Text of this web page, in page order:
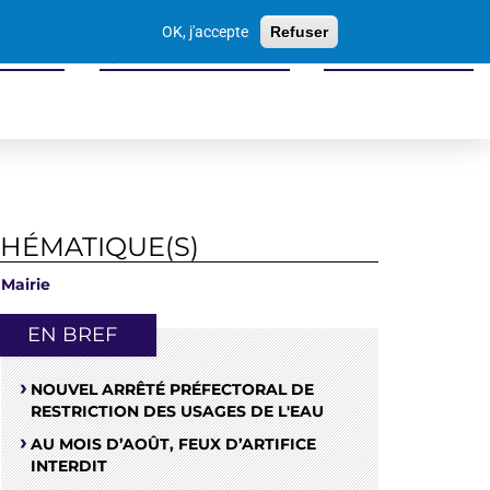
OK, j'accepte Refuser
Sports culture loisirs
Mairie
EN BREF
NOUVEL ARRÊTÉ PRÉFECTORAL DE
RESTRICTION DES USAGES DE L'EAU
AU MOIS D’AOÛT, FEUX D’ARTIFICE
INTERDIT